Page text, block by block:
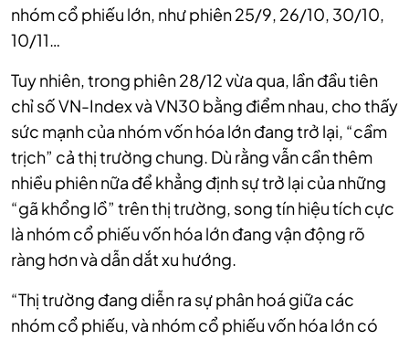
nhóm cổ phiếu lớn, như phiên 25/9, 26/10, 30/10,
10/11…
Tuy nhiên, trong phiên 28/12 vừa qua, lần đầu tiên
chỉ số VN-Index và VN30 bằng điểm nhau, cho thấy
sức mạnh của nhóm vốn hóa lớn đang trở lại, “cầm
trịch” cả thị trường chung. Dù rằng vẫn cần thêm
nhiều phiên nữa để khẳng định sự trở lại của những
“gã khổng lồ” trên thị trường, song tín hiệu tích cực
là nhóm cổ phiếu vốn hóa lớn đang vận động rõ
ràng hơn và dẫn dắt xu hướng.
“Thị trường đang diễn ra sự phân hoá giữa các
nhóm cổ phiếu, và nhóm cổ phiếu vốn hóa lớn có